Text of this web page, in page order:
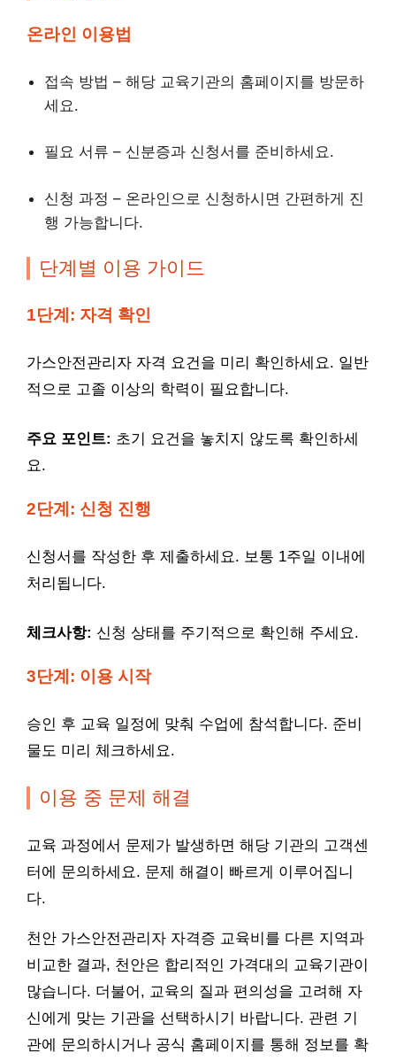
온라인 이용법
접속 방법 – 해당 교육기관의 홈페이지를 방문하
세요.
필요 서류 – 신분증과 신청서를 준비하세요.
신청 과정 – 온라인으로 신청하시면 간편하게 진
행 가능합니다.
단계별 이용 가이드
1단계: 자격 확인
가스안전관리자 자격 요건을 미리 확인하세요. 일반
적으로 고졸 이상의 학력이 필요합니다.
주요 포인트: 초기 요건을 놓치지 않도록 확인하세
요.
2단계: 신청 진행
신청서를 작성한 후 제출하세요. 보통 1주일 이내에
처리됩니다.
체크사항: 신청 상태를 주기적으로 확인해 주세요.
3단계: 이용 시작
승인 후 교육 일정에 맞춰 수업에 참석합니다. 준비
물도 미리 체크하세요.
이용 중 문제 해결
교육 과정에서 문제가 발생하면 해당 기관의 고객센
터에 문의하세요. 문제 해결이 빠르게 이루어집니
다.
천안 가스안전관리자 자격증 교육비를 다른 지역과
비교한 결과, 천안은 합리적인 가격대의 교육기관이
많습니다. 더불어, 교육의 질과 편의성을 고려해 자
신에게 맞는 기관을 선택하시기 바랍니다. 관련 기
관에 문의하시거나 공식 홈페이지를 통해 정보를 확